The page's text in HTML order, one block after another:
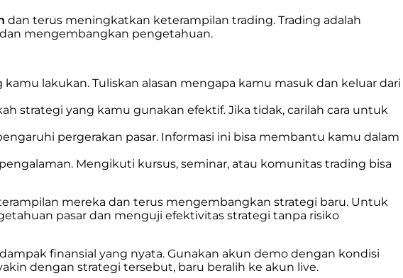
dan terus meningkatkan keterampilan trading. Trading adalah
mengembangkan pengetahuan.
lakukan. Tuliskan alasan mengapa kamu masuk dan keluar dari
strategi yang kamu gunakan efektif. Jika tidak, carilah cara untuk
pergerakan pasar. Informasi ini bisa membantu kamu dalam
Mengikuti kursus, seminar, atau komunitas trading bisa
mereka dan terus mengembangkan strategi baru. Untuk
pasar dan menguji efektivitas strategi tanpa risiko
finansial yang nyata. Gunakan akun demo dengan kondisi
dengan strategi tersebut, baru beralih ke akun live.